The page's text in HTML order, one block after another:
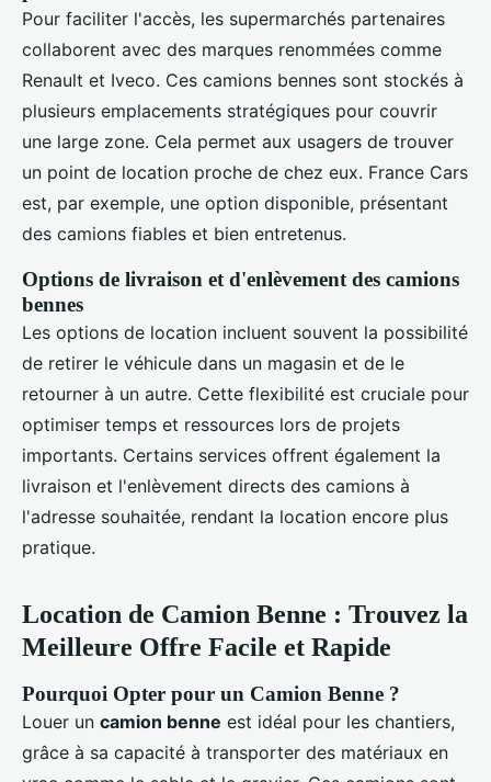
Pour faciliter l'accès, les supermarchés partenaires
collaborent avec des marques renommées comme
Renault et Iveco. Ces camions bennes sont stockés à
plusieurs emplacements stratégiques pour couvrir
une large zone. Cela permet aux usagers de trouver
un point de location proche de chez eux. France Cars
est, par exemple, une option disponible, présentant
des camions fiables et bien entretenus.
Options de livraison et d'enlèvement des camions
bennes
Les options de location incluent souvent la possibilité
de retirer le véhicule dans un magasin et de le
retourner à un autre. Cette flexibilité est cruciale pour
optimiser temps et ressources lors de projets
importants. Certains services offrent également la
livraison et l'enlèvement directs des camions à
l'adresse souhaitée, rendant la location encore plus
pratique.
Location de Camion Benne : Trouvez la
Meilleure Offre Facile et Rapide
Pourquoi Opter pour un Camion Benne ?
Louer un camion benne est idéal pour les chantiers,
grâce à sa capacité à transporter des matériaux en